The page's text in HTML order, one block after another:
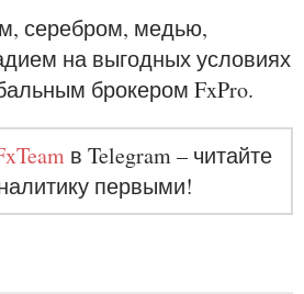
серебром, медью,
на выгодных условиях
брокером FxPro.
в Telegram – читайте
первыми!